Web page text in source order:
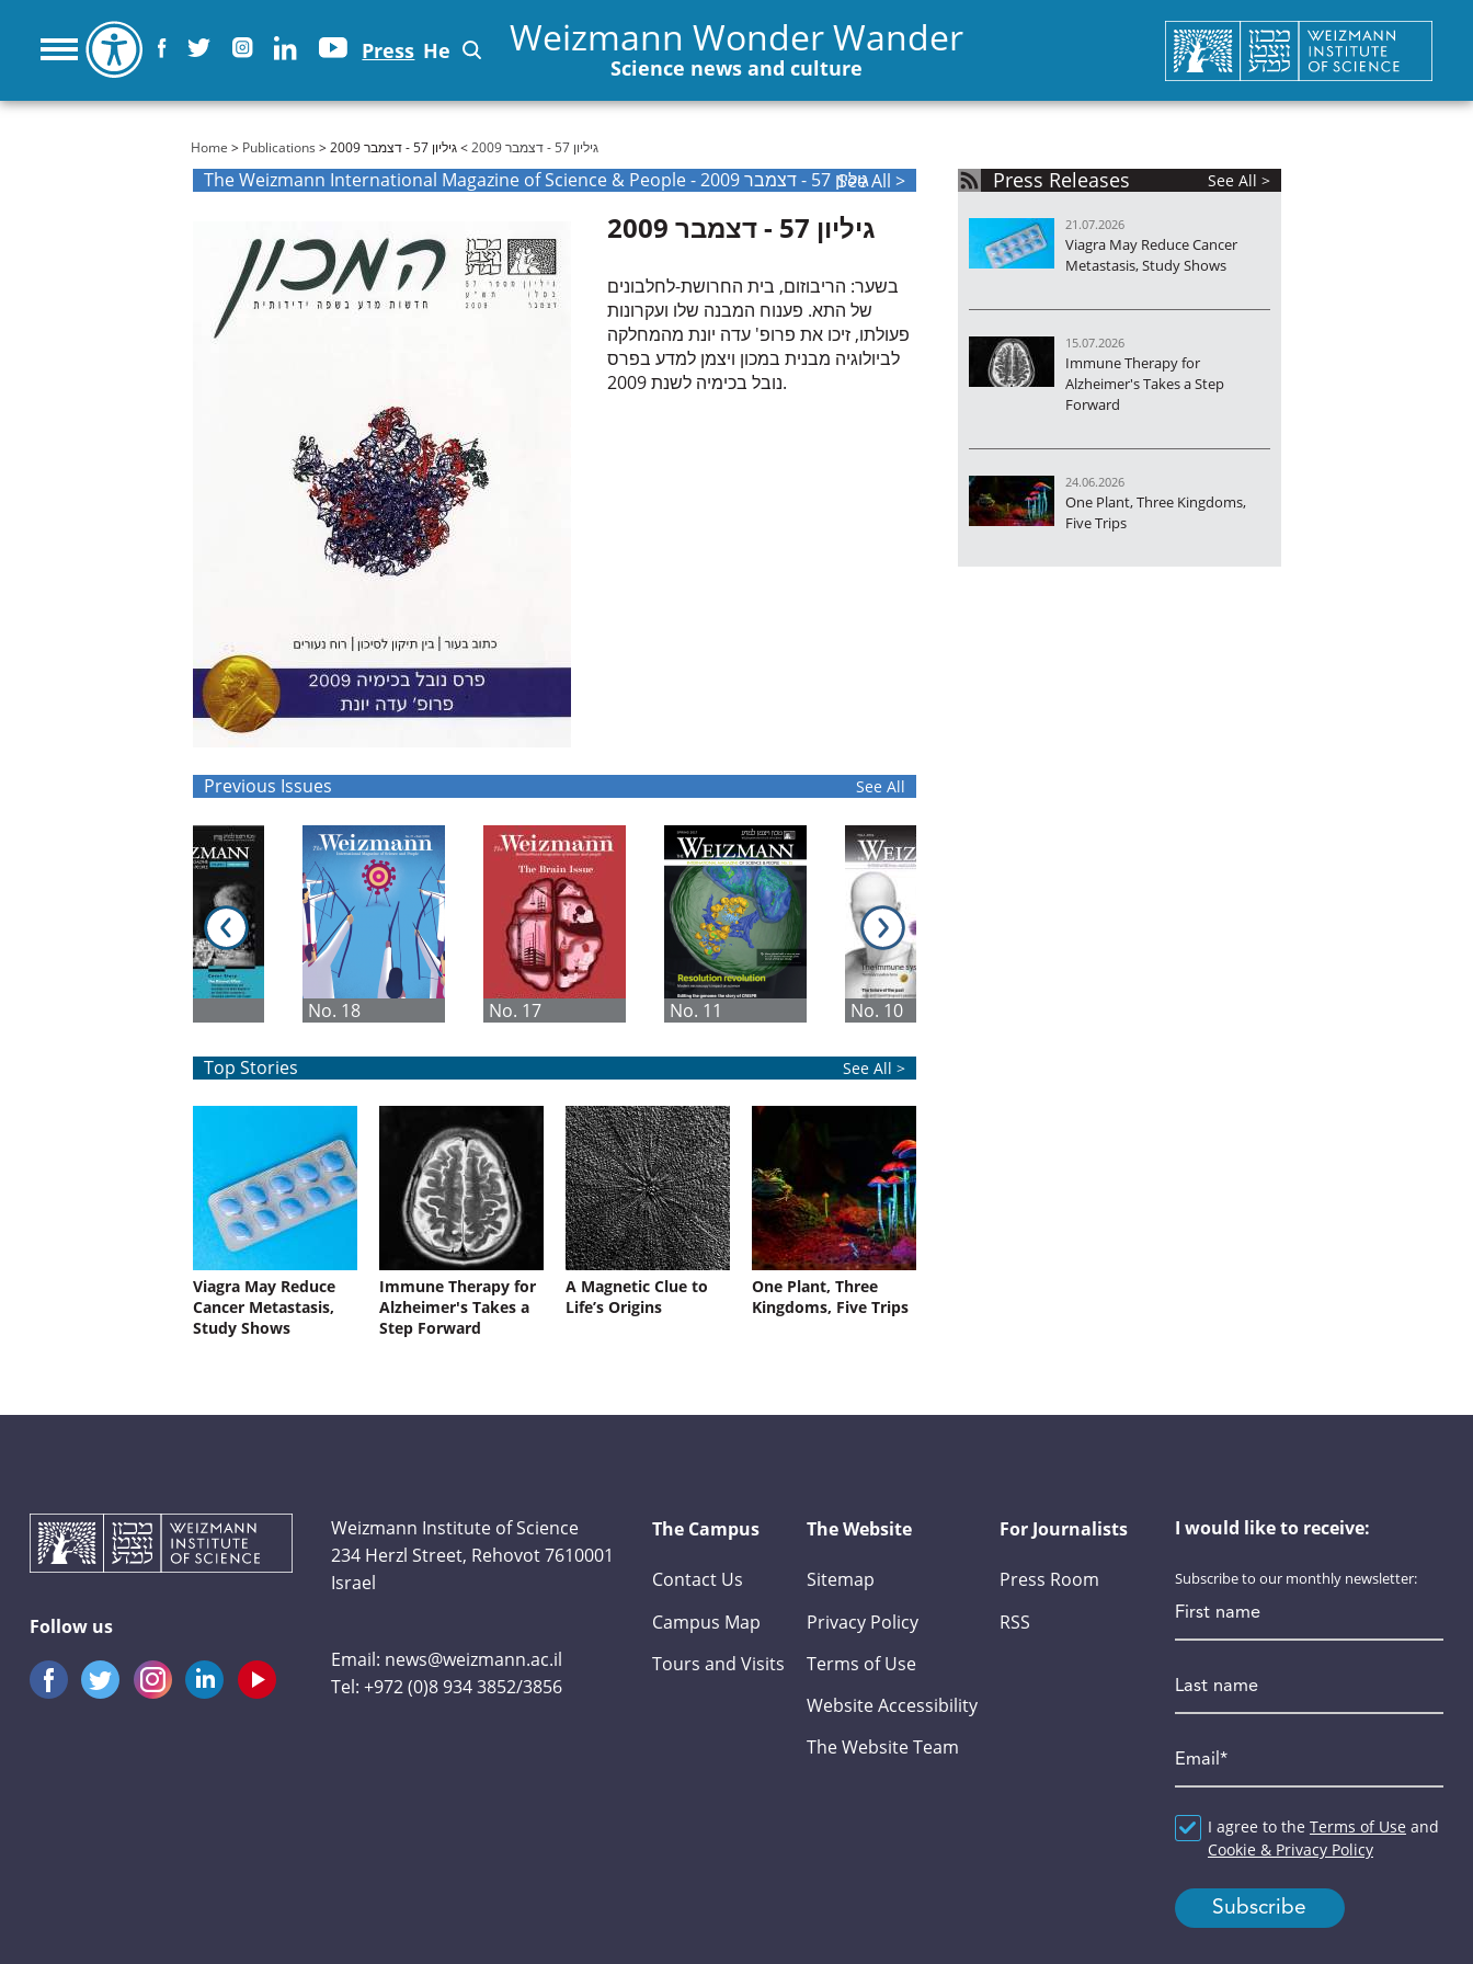
Press He Weizmann Wonder Wander
Science news and culture
You are here
Home > Publications > גיליון 57 - דצמבר 2009 > גיליון 57 - דצמבר 2009
The Weizmann International Magazine of Science & People - גיליון 57 - דצמבר 2009
See All >
גיליון 57 - דצמבר 2009
בשער: הריבוזום, בית החרושת-לחלבונים
של התא. פענוח המבנה שלו ועקרונות
פעולתו, זיכו את פרופ' עדה יונת מהמחלקה
לביולוגיה מבנית במכון ויצמן למדע בפרס
נובל בכימיה לשנת 2009.
Previous Issues See All
No. 18 No. 17 No. 11 No. 10
Top Stories See All >
Viagra May Reduce
Cancer Metastasis,
Study Shows
Immune Therapy for
Alzheimer's Takes a
Step Forward
A Magnetic Clue to
Life’s Origins
One Plant, Three
Kingdoms, Five Trips
Press Releases See All >
21.07.2026
Viagra May Reduce Cancer
Metastasis, Study Shows
15.07.2026
Immune Therapy for
Alzheimer's Takes a Step
Forward
24.06.2026
One Plant, Three Kingdoms,
Five Trips
Follow us
Weizmann Institute of Science
234 Herzl Street, Rehovot 7610001
Israel
Email: news@weizmann.ac.il
Tel:+972 (0)8 934 3852/3856
The Campus
Contact Us
Campus Map
Tours and Visits
The Website
Sitemap
Privacy Policy
Terms of Use
Website Accessibility
The Website Team
For Journalists
Press Room
RSS
I would like to receive:
Subscribe to our monthly newsletter:
*
Agreement*
I agree to the Terms of Use and
Cookie & Privacy Policy